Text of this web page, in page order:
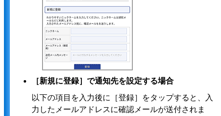
［新規に登録］で通知先を設定する場合
以下の項目を入力後に［登録］をタップすると、入
力したメールアドレスに確認メールが送付されま